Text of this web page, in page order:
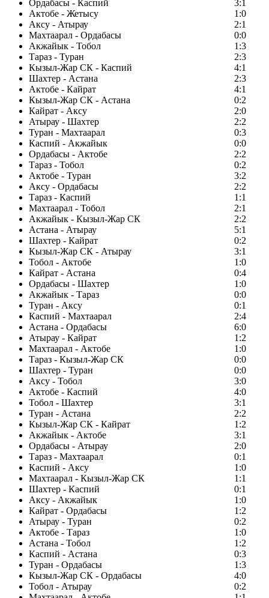
Ордабасы - Каспий
3:1
Актобе - Жетысу
1:0
Аксу - Атырау
2:1
Махтаарал - Ордабасы
0:0
Акжайык - Тобол
1:3
Тараз - Туран
2:3
Кызыл-Жар СК - Каспий
4:1
Шахтер - Астана
2:3
Актобе - Кайрат
4:1
Кызыл-Жар СК - Астана
0:2
Кайрат - Аксу
2:0
Атырау - Шахтер
2:2
Туран - Махтаарал
0:3
Каспий - Акжайык
0:0
Ордабасы - Актобе
2:2
Тараз - Тобол
0:2
Актобе - Туран
3:2
Аксу - Ордабасы
2:2
Тараз - Каспий
1:1
Махтаарал - Тобол
2:1
Акжайык - Кызыл-Жар СК
2:2
Астана - Атырау
5:1
Шахтер - Кайрат
0:2
Кызыл-Жар СК - Атырау
3:1
Тобол - Актобе
1:0
Кайрат - Астана
0:4
Ордабасы - Шахтер
1:0
Акжайык - Тараз
0:0
Туран - Аксу
0:1
Каспий - Махтаарал
2:4
Астана - Ордабасы
6:0
Атырау - Кайрат
1:2
Махтаарал - Актобе
1:0
Тараз - Кызыл-Жар СК
0:0
Шахтер - Туран
0:0
Аксу - Тобол
3:0
Актобе - Каспий
4:0
Тобол - Шахтер
3:1
Туран - Астана
2:2
Кызыл-Жар СК - Кайрат
1:2
Акжайык - Актобе
3:1
Ордабасы - Атырау
2:0
Тараз - Махтаарал
0:1
Каспий - Аксу
1:0
Махтаарал - Кызыл-Жар СК
1:1
Шахтер - Каспий
0:1
Аксу - Акжайык
1:0
Кайрат - Ордабасы
1:2
Атырау - Туран
0:2
Актобе - Тараз
1:0
Астана - Тобол
1:2
Каспий - Астана
0:3
Туран - Ордабасы
1:3
Кызыл-Жар СК - Ордабасы
4:0
Тобол - Атырау
0:2